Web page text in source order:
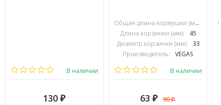
В наличии
130 ₽
Общая длина кормушки (мм):
Длина корзинки (мм):
45
Диаметр корзинки (мм):
33
Производитель:
VEGAS
В наличии
63 ₽ 90₽